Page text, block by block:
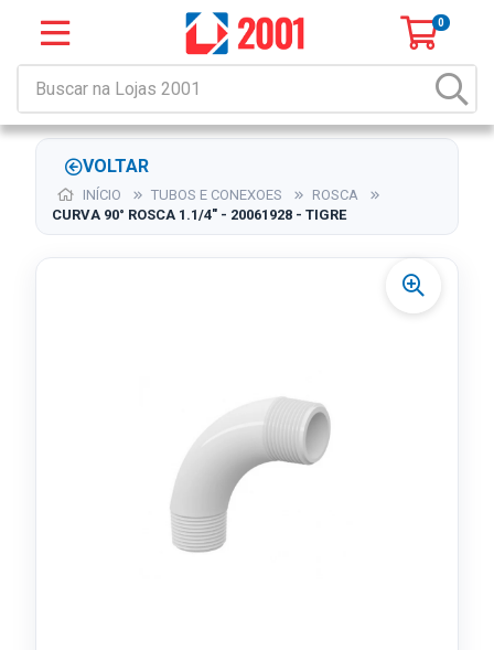
0
VOLTAR
INÍCIO TUBOS E CONEXOES
ROSCA
CURVA 90° ROSCA 1.1/4" - 20061928 - TIGRE